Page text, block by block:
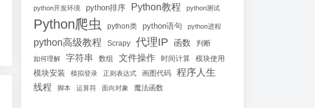
python开发环境 python排序 Python教程 python测试
Python爬虫 python类 python语句 python进程
python高级教程 Scrapy 代理IP 函数 判断
如何理解 字符串 数组 文件操作 时间计算 模块使用
模块安装 模拟登录 正则表达式 画图代码 程序人生
线程 脚本 运算符 面向对象 魔法函数